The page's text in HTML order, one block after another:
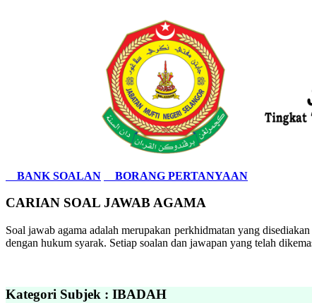
BANK SOALAN BORANG PERTANYAAN
CARIAN SOAL JAWAB AGAMA
Soal jawab agama adalah merupakan perkhidmatan yang
dengan hukum syarak. Setiap soalan dan jawapan yang telah
Kategori Subjek : IBADAH